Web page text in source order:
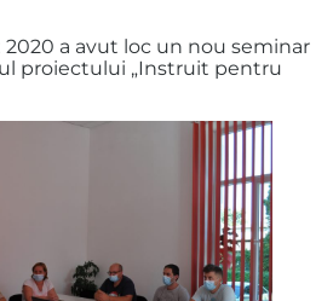
a avut loc un nou seminar
proiectului „Instruit pentru